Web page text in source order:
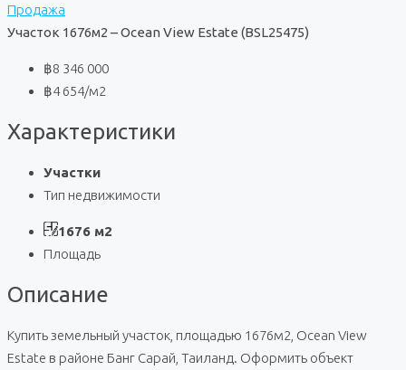
Продажа
Участок 1676м2 – Ocean View Estate (BSL25475)
฿8 346 000
฿4 654/м2
Характеристики
Участки
Тип недвижимости
1676 м2
Площадь
Описание
Купить земельный участок, площадью 1676м2, Ocean View
Estate в районе Банг Сарай, Таиланд. Оформить объект